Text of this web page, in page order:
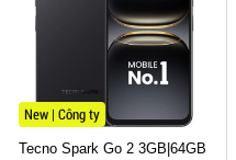
New | Công ty
Xiaomi Redmi A3X